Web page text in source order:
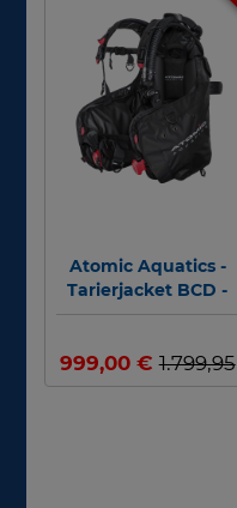
Atomic Aquatics -
Tarierjacket BCD -
BC1 - ohne Inflator -
#
999,00 €1.799,95
€